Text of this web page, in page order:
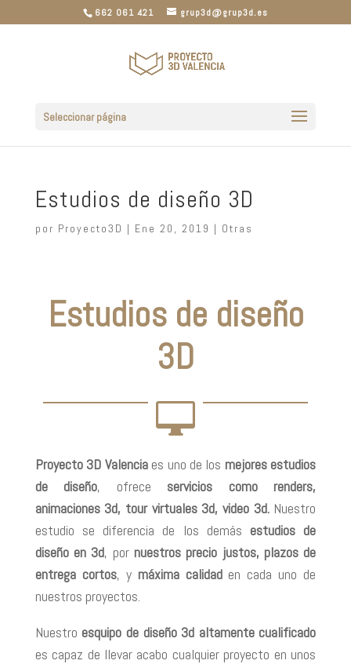
662 061 421 grup3d@grup3d.es
Seleccionar página
Estudios de diseño 3D
por Proyecto3D | Ene 20, 2019 | Otras
Estudios de diseño
3D

Proyecto 3D Valenciaes uno de los mejores estudios
de diseño, ofrece servicios como renders,
animaciones 3d, tour virtuales 3d, video 3d. Nuestro
estudio se diferencia de los demás estudios de
diseño en 3d, por nuestros precio justos, plazos de
entrega cortos, y máxima calidaden cada uno de
nuestros proyectos.
Nuestro esquipo de diseño 3d altamente cualificado
es capaz de llevar acabo cualquier proyecto en unos